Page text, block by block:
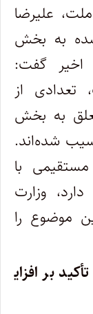
علیرضا
شده به بخش
گفت:
تعدادی از
به بخش
شده‌اند.
با
وزارت
موضوع را
بر افزای